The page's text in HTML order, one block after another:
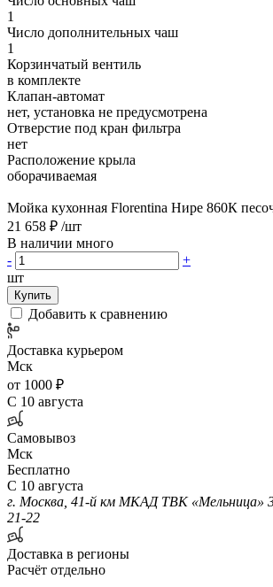
1
Число дополнительных чаш
1
Корзинчатый вентиль
в комплекте
Клапан-автомат
нет, установка не предусмотрена
Отверстие под кран фильтра
нет
Расположение крыла
оборачиваемая
Мойка кухонная Florentina Нире 860К
21 658 ₽ /шт
В наличии много
-
+
шт
Купить
Добавить к сравнению
Доставка курьером
Мск
от 1000 ₽
С 10 августа
Самовывоз
Мск
Бесплатно
С 10 августа
г. Москва, 41-й км МКАД ТВК «Мельница»
21-22
Доставка в регионы
Расчёт отдельно